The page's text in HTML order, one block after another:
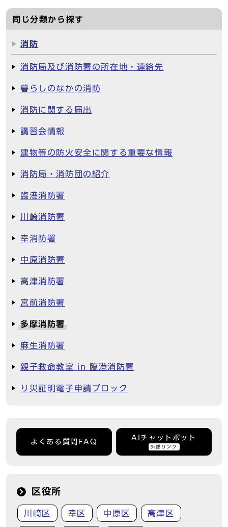
同じ分類から探す
消防
消防局及び消防署の所在地・連絡先
暮らしのなかの消防
消防に関する届出
講習会情報
建物等の防火安全に関する重要な情報
消防局・消防団の紹介
臨港消防署
川崎消防署
幸消防署
中原消防署
高津消防署
宮前消防署
多摩消防署
麻生消防署
親子救命教室 in 臨港消防署
り災証明電子申請ブロック
よくある質問FAQ
AIチャットボット
外部リンク
区役所
川崎区 幸区 中原区 高津区